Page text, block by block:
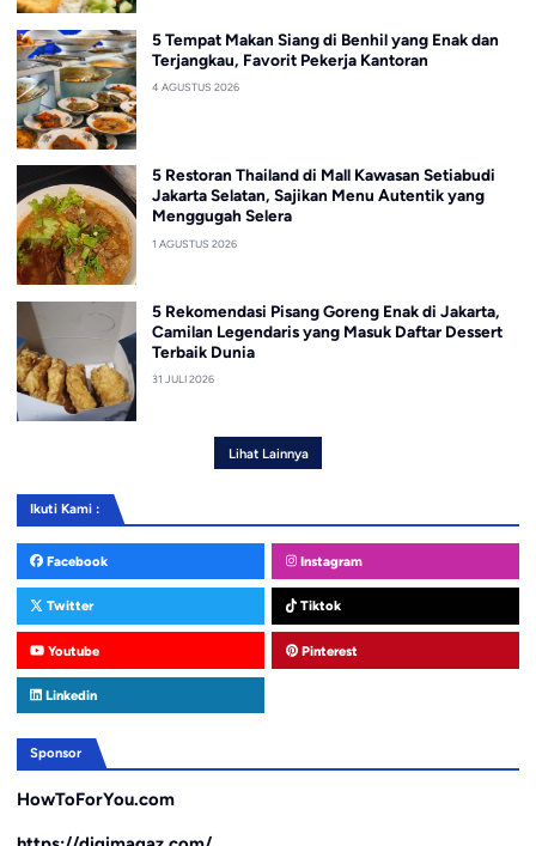
5 Tempat Makan Siang di Benhil yang Enak dan
Terjangkau, Favorit Pekerja Kantoran
4 AGUSTUS 2026
5 Restoran Thailand di Mall Kawasan Setiabudi
Jakarta Selatan, Sajikan Menu Autentik yang
Menggugah Selera
1 AGUSTUS 2026
5 Rekomendasi Pisang Goreng Enak di Jakarta,
Camilan Legendaris yang Masuk Daftar Dessert
Terbaik Dunia
31 JULI 2026
Lihat Lainnya
Ikuti Kami :
Facebook Instagram
Twitter Tiktok
Youtube Pinterest
Linkedin
Sponsor
HowToForYou.com